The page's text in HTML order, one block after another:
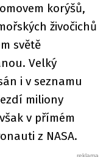
korýšů,
živočichů
světě
Velký
i v seznamu
miliony
v přímém
z NASA.